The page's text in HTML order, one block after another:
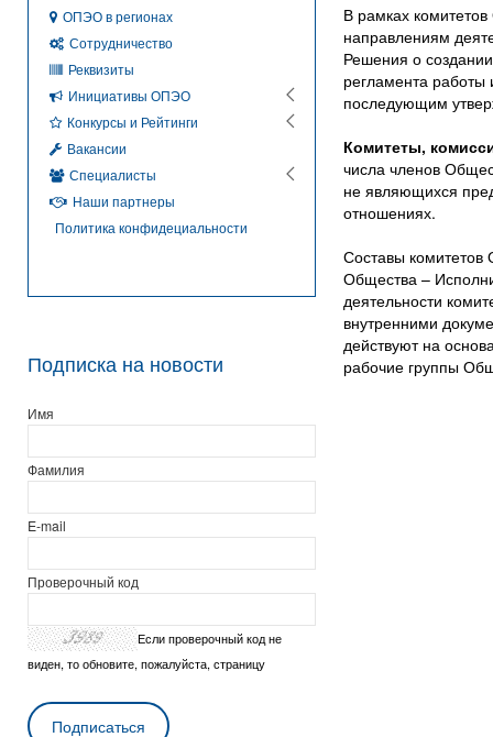
В рамках
направлениям
Решения о
регламента работы
последующим
Комитеты,
числа членов
не являющихся
отношениях.
Составы комитетов
Общества –
деятельности
внутренними
действуют на
рабочие группы
ОПЭО в регионах
Сотрудничество
Реквизиты
Инициативы ОПЭО
Конкурсы и Рейтинги
Вакансии
Специалисты
Наши партнеры
Политика конфидециальности
Подписка на новости
Имя
Фамилия
E-mail
Проверочный код
Если проверочный код не
виден, то обновите, пожалуйста, страницу